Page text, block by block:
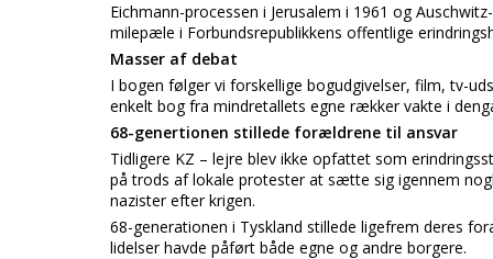
Eichmann-processen i Jerusalem i 1961 og
milepæle i Forbundsrepublikkens offentlige
Masser af debat
I bogen følger vi forskellige bogudgivelser, film, tv-
enkelt bog fra mindretallets egne rækker vakte i
68-genertionen stillede forældrene til ansvar
Tidligere KZ – lejre blev ikke opfattet som
på trods af lokale protester at sætte sig igennem
nazister efter krigen.
68-generationen i Tyskland stillede ligefrem deres
lidelser havde påført både egne og andre borgere.